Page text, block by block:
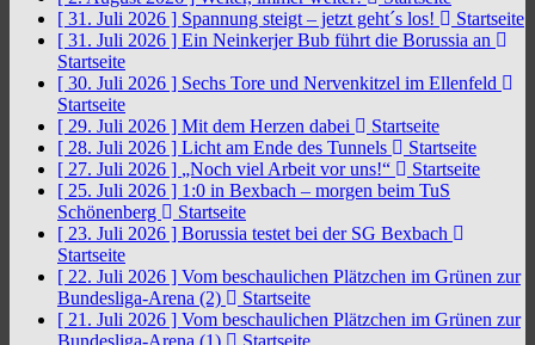
[ 31. Juli 2026 ] Spannung steigt – jetzt geht´s los!
Startseite
[ 31. Juli 2026 ] Ein Neinkerjer Bub führt die Borussia an
Startseite
[ 30. Juli 2026 ] Sechs Tore und Nervenkitzel im Ellenfeld
Startseite
[ 29. Juli 2026 ] Mit dem Herzen dabei
Startseite
[ 28. Juli 2026 ] Licht am Ende des Tunnels
Startseite
[ 27. Juli 2026 ] „Noch viel Arbeit vor uns!“
Startseite
[ 25. Juli 2026 ] 1:0 in Bexbach – morgen beim TuS
Schönenberg
Startseite
[ 23. Juli 2026 ] Borussia testet bei der SG Bexbach
Startseite
[ 22. Juli 2026 ] Vom beschaulichen Plätzchen im Grünen zur
Bundesliga-Arena (2)
Startseite
[ 21. Juli 2026 ] Vom beschaulichen Plätzchen im Grünen zur
Bundesliga-Arena (1)
Startseite